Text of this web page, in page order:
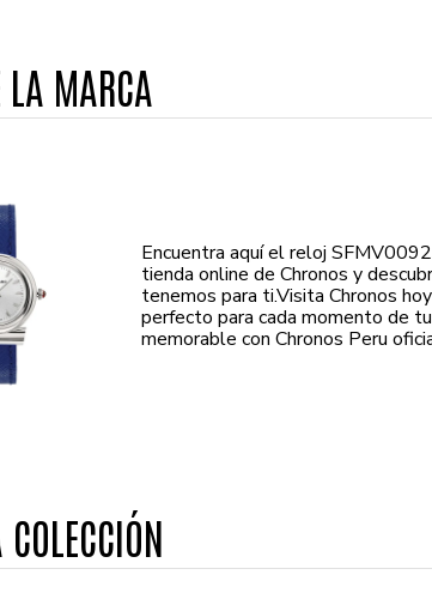
LA MARCA
Encuentra aquí el reloj
tienda online de Chronos y
tenemos para ti.Visita Chronos
perfecto para cada momento de
memorable con Chronos Peru